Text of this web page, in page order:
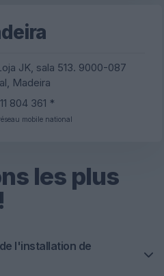
JK, sala 513. 9000-087
Madeira
804 361 *
mobile national
les plus
l'installation de